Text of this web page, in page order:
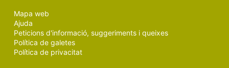
Mapa web
Ajuda
Peticions d'informació, suggeriments i queixes
Política de galetes
Política de privacitat